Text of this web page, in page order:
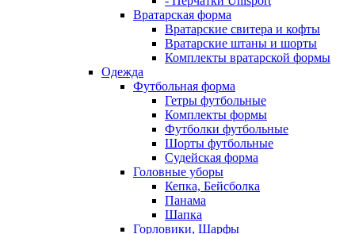
Вратарская форма
Вратарские свитера и кофты
Вратарские штаны и шорты
Комплекты вратарской формы
Одежда
Футбольная форма
Гетры футбольные
Комплекты формы
Футболки футбольные
Шорты футбольные
Судейская форма
Головные уборы
Кепка, Бейсболка
Панама
Шапка
Горловики, Шарфы